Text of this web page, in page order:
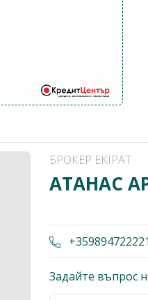
БРОКЕР EKIPAT
АТАНАС
+359894722221
Задайте въпрос